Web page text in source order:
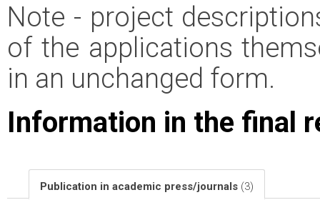
Note - project
of the applications
in an unchanged form.
Information in the final
Publication in academic press/journals (3)